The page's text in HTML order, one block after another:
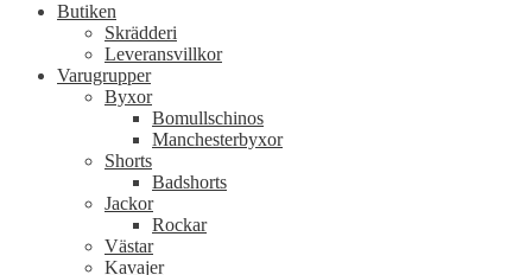
Butiken
Skrädderi
Leveransvillkor
Varugrupper
Byxor
Bomullschinos
Manchesterbyxor
Shorts
Badshorts
Jackor
Rockar
Västar
Kavajer